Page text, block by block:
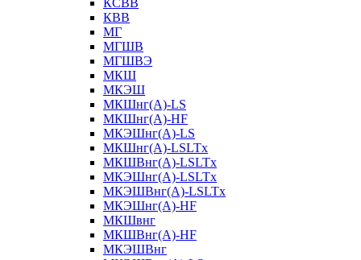
КСВВ
КВВ
МГ
МГШВ
МГШВЭ
МКШ
МКЭШ
МКШнг(А)-LS
МКШнг(А)-HF
МКЭШнг(А)-LS
МКШнг(А)-LSLTx
МКШВнг(A)-LSLTx
МКЭШнг(А)-LSLTx
МКЭШВнг(A)-LSLTx
МКЭШнг(А)-HF
МКШвнг
МКШВнг(А)-HF
МКЭШВнг